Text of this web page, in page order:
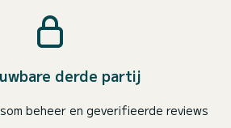
derde partij
beheer en geverifieerde reviews